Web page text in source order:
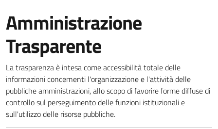
Amministrazione
Trasparente
La trasparenza è intesa come accessibilità totale delle
informazioni concernenti l'organizzazione e l'attività delle
pubbliche amministrazioni, allo scopo di favorire forme diffuse di
controllo sul perseguimento delle funzioni istituzionali e
sull'utilizzo delle risorse pubbliche.